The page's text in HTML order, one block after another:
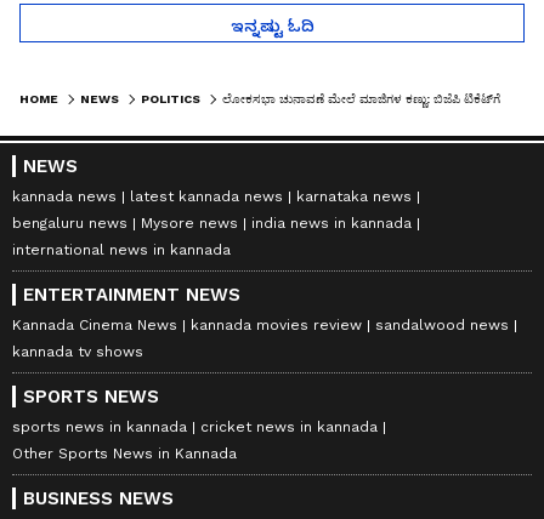
ಇನ್ನಷ್ಟು ಓದಿ
HOME NEWS POLITICS
NEWS
kannada news latest kannada news
karnataka news
bengaluru news
Mysore news
india news in kannada
international news in kannada
ENTERTAINMENT NEWS
Kannada Cinema News kannada movies review
sandalwood news
kannada tv shows
SPORTS NEWS
sports news in kannada
cricket news in kannada
Other Sports News in Kannada
BUSINESS NEWS